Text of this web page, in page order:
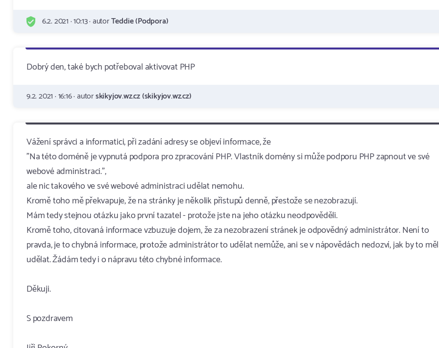
6.2. 2021 · 10:13 · autorTeddie (Podpora)
Dobrý den, také bych potřeboval aktivovat PHP
9.2. 2021 · 16:16 · autorskikyjov.wz.cz (skikyjov.wz.cz)
Vážení správci a informatici, při zadání adresy se objeví informace, že
"Na této doméně je vypnutá podpora pro zpracování PHP. Vlastník domény si může podporu PHP zapnout ve své
webové administraci.",
ale nic takového ve své webové administraci udělat nemohu.
Kromě toho mě překvapuje, že na stránky je několik přístupů denně, přestože se nezobrazují.
Mám tedy stejnou otázku jako první tazatel - protože jste na jeho otázku neodpověděli.
Kromě toho, citovaná informace vzbuzuje dojem, že za nezobrazení stránek je odpovědný administrátor. Není to
pravda, je to chybná informace, protože administrátor to udělat nemůže, ani se v nápovědách nedozví, jak by to měl
udělat. Žádám tedy i o nápravu této chybné informace.
Děkuji.
S pozdravem